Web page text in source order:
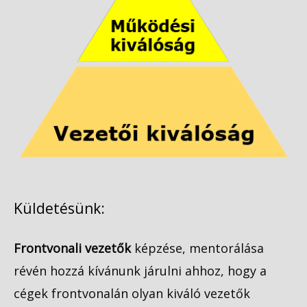
Küldetésünk:
Frontvonali vezetőkképzése, mentorálása
révén hozzá kívánunk járulni ahhoz, hogy a
cégek frontvonalán olyan kiváló vezetők